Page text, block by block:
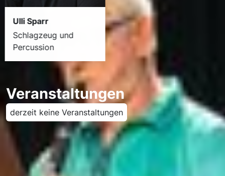
Ulli Sparr
Schlagzeug und
Percussion
Veranstaltungen
derzeit keine Veranstaltungen